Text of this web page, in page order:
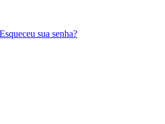
Esqueceu sua senha?